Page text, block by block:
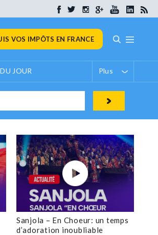
VOS IMPÔTS EN FRANCE
JOUR Plus
Sanjola – En Choeur: un temps
d’adoration inoubliable